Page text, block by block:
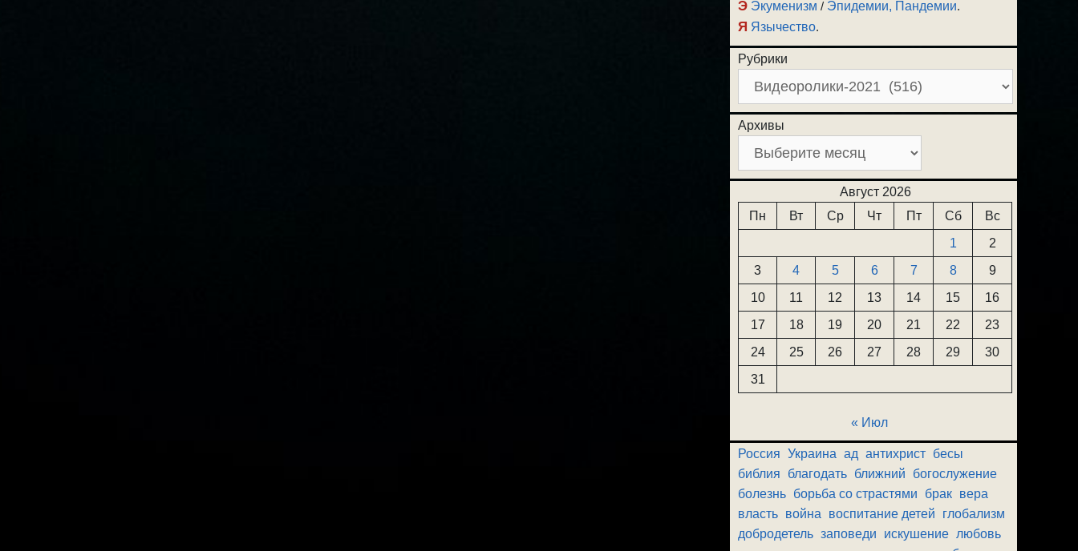
Э Экуменизм / Эпидемии, Пандемии.
Я Язычество.
Рубрики
Архивы
Август 2026
Пн
Вт Ср Чт Пт Сб
Вс
1
2
3
4 5 6 7 8
9
10
11 12 13 14 15
16
17
18 19 20 21 22
23
24
25 26 27 28 29
30
31
« Июл
Россия Украина ад антихрист бесы
библия
благодать ближний
богослужение
болезнь борьба со страстями брак вера
власть война воспитание детей
глобализм
добродетель заповеди искушение любовь